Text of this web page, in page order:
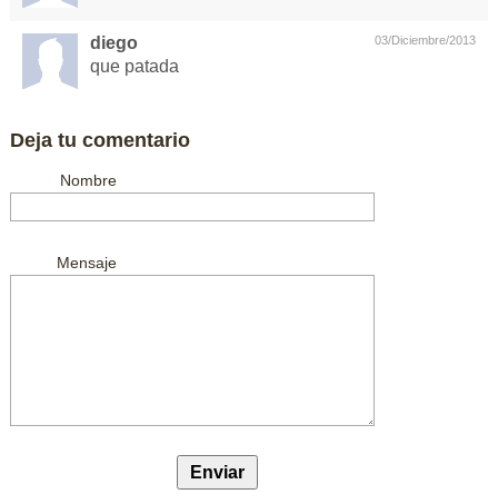
03/Diciembre/2013
diego
que patada
Deja tu comentario
Nombre
Mensaje